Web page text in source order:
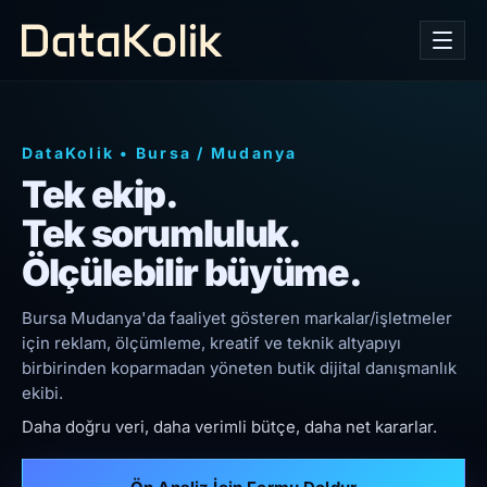
DataKolik • Bursa / Mudanya
Tek ekip.
Tek sorumluluk.
Ölçülebilir büyüme.
Bursa Mudanya'da faaliyet gösteren markalar/işletmeler
için reklam, ölçümleme, kreatif ve teknik altyapıyı
birbirinden koparmadan yöneten butik dijital danışmanlık
ekibi.
Daha doğru veri, daha verimli bütçe, daha net kararlar.